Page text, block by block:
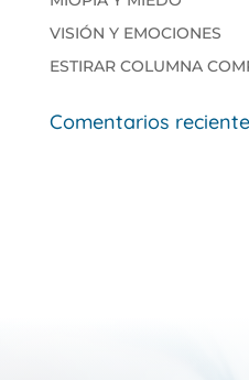
VISIÓN Y EMOCIONES
ESTIRAR COLUMNA
Comentarios